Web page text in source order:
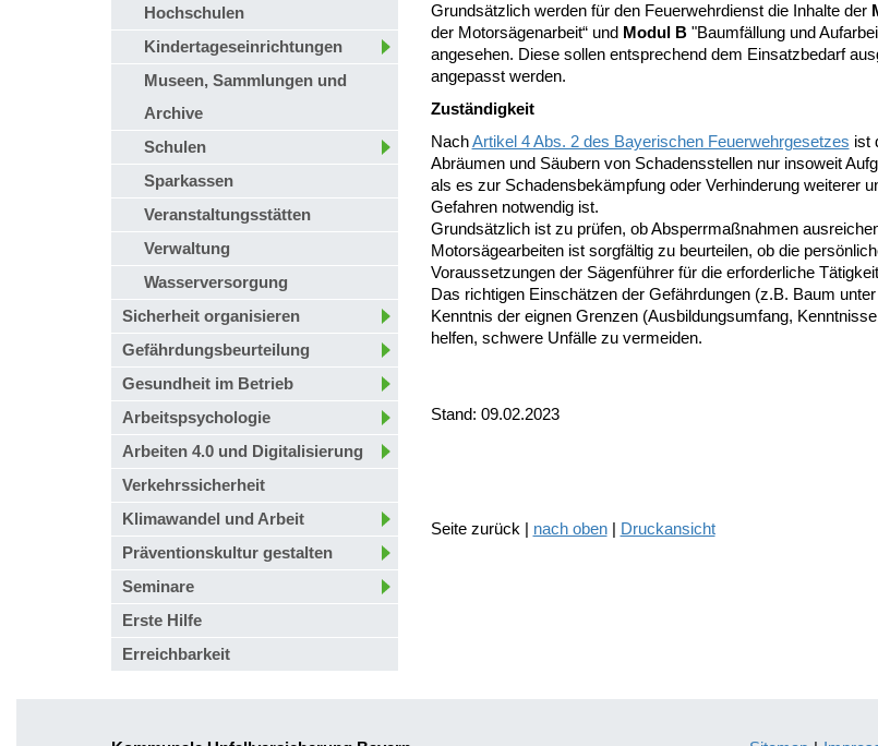
Hochschulen
Kindertageseinrichtungen
Museen, Sammlungen und
Archive
Schulen
Sparkassen
Veranstaltungsstätten
Verwaltung
Wasserversorgung
Sicherheit organisieren
Gefährdungsbeurteilung
Gesundheit im Betrieb
Arbeitspsychologie
Arbeiten 4.0 und Digitalisierung
Verkehrssicherheit
Klimawandel und Arbeit
Präventionskultur gestalten
Seminare
Erste Hilfe
Erreichbarkeit
Grundsätzlich werden für den Feuerwehrdienst die Inhalte der
der Motorsägenarbeit“ und Modul B"Baumfällung und
angesehen. Diese sollen entsprechend dem Einsatzbedarf
angepasst werden.
Zuständigkeit
NachArtikel 4 Abs. 2 des Bayerischen Feuerwehrgesetzes ist
Abräumen und Säubern von Schadensstellen nur insoweit
als es zur Schadensbekämpfung oder Verhinderung weiterer
Gefahren notwendig ist.
Grundsätzlich ist zu prüfen, ob Absperrmaßnahmen
Motorsägearbeiten ist sorgfältig zu beurteilen, ob die
Voraussetzungen der Sägenführer für die erforderliche
Das richtigen Einschätzen der Gefährdungen (z.B. Baum
Kenntnis der eignen Grenzen (Ausbildungsumfang,
helfen, schwere Unfälle zu vermeiden.
Stand: 09.02.2023
Seite zurück | nach oben| Druckansicht